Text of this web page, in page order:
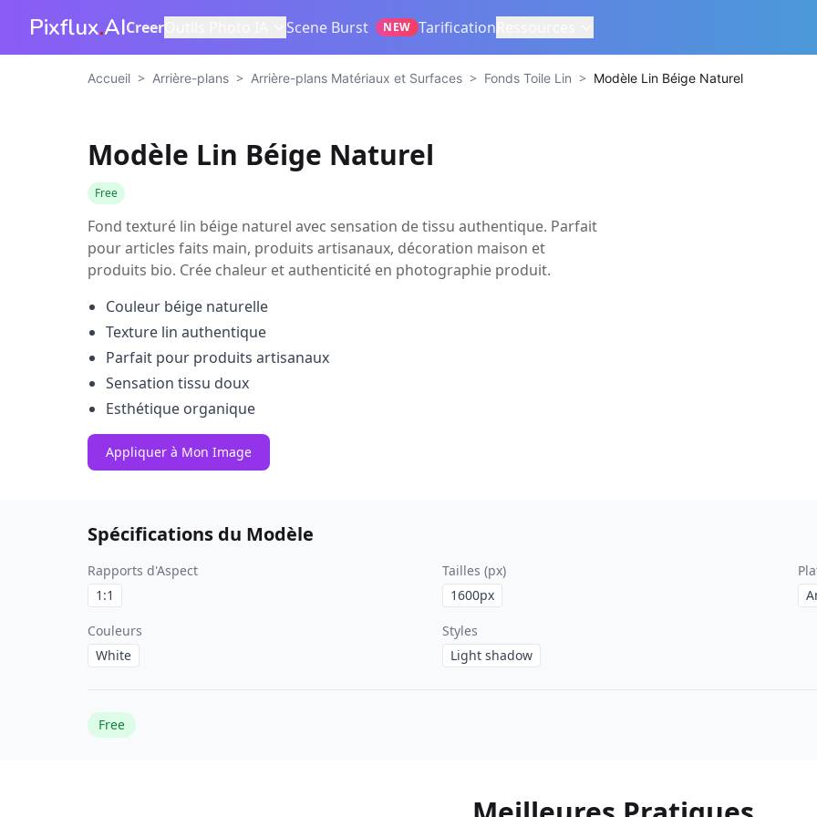
Pixflux.AICreer Scene Burst NEW Tarification
Accueil > Arrière-plans > Arrière-plans Matériaux et Surfaces > Fonds Toile Lin > Modèle Lin Béige Naturel
Modèle Lin Béige Naturel
Free
Fond texturé lin béige naturel avec sensation de tissu authentique. Parfait
pour articles faits main, produits artisanaux, décoration maison et
produits bio. Crée chaleur et authenticité en photographie produit.
Couleur béige naturelle
Texture lin authentique
Parfait pour produits artisanaux
Sensation tissu doux
Esthétique organique
Appliquer à Mon Image
Spécifications du Modèle
Rapports d'Aspect
1:1
Tailles (px)
1600px
Couleurs
White
Styles
Light shadow
Free